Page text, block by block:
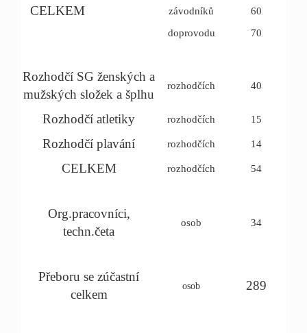
CELKEM
závodníků
doprovodu
60
70
Rozhodčí SG ženských a
mužských složek a šplhu
rozhodčích 40
Rozhodčí atletiky rozhodčích 15
Rozhodčí plavání rozhodčích 14
CELKEM rozhodčích 54
Org.pracovníci,
techn.četa
osob 34
Přeboru se zúčastní
celkem
osob 289